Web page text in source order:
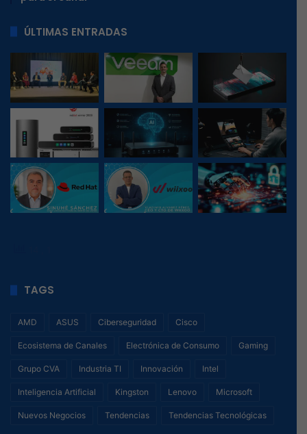
ÚLTIMAS ENTRADAS
TAGS
AMD ASUS Ciberseguridad Cisco
Ecosistema de Canales Electrónica de Consumo Gaming
Grupo CVA Industria TI Innovación Intel
Inteligencia Artificial Kingston Lenovo Microsoft
Nuevos Negocios Tendencias Tendencias Tecnológicas